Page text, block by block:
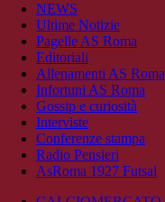
NEWS
Ultime Notizie
Pagelle AS Roma
Editoriali
Allenamenti AS Roma
Infortuni AS Roma
Gossip e curiosità
Interviste
Conferenze stampa
Radio Pensieri
AsRoma 1927 Futsal